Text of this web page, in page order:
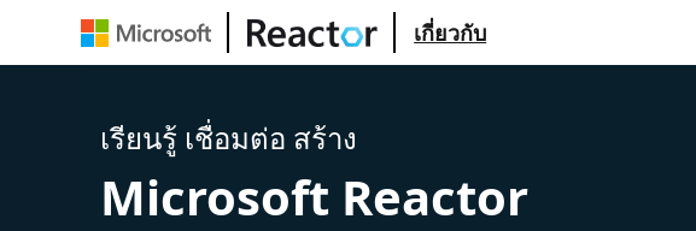
เกี่ยวกับ
เรียนรู้ เชื่อมต่อ สร้าง
Microsoft Reactor